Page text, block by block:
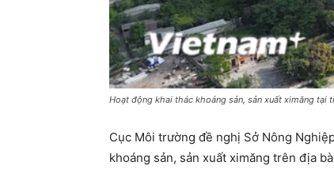
Hoạt động khai thác khoáng sản, sản xuất ximăng tại
Cục Môi trường đề nghị Sở Nông
khoáng sản, sản xuất ximăng trên địa